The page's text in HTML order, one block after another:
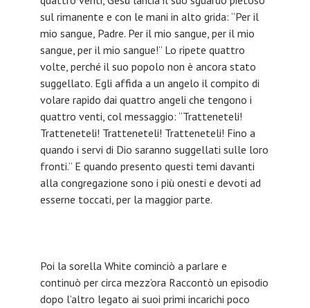
sul rimanente e con le mani in alto grida: “Per il
mio sangue, Padre. Per il mio sangue, per il mio
sangue, per il mio sangue!” Lo ripete quattro
volte, perché il suo popolo non è ancora stato
suggellato. Egli affida a un angelo il compito di
volare rapido dai quattro angeli che tengono i
quattro venti, col messaggio: “Tratteneteli!
Tratteneteli! Tratteneteli! Tratteneteli! Fino a
quando i servi di Dio saranno suggellati sulle loro
fronti.” E quando presento questi temi davanti
alla congregazione sono i più onesti e devoti ad
esserne toccati, per la maggior parte.
Poi la sorella White cominciò a parlare e
continuò per circa mezz’ora Raccontò un episodio
dopo l’altro legato ai suoi primi incarichi poco